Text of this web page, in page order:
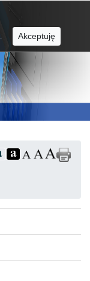
Akceptuję